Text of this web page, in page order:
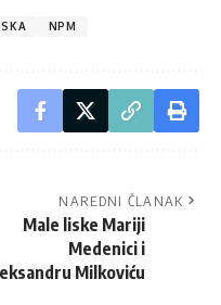
NPM
NAREDNI ČLANAK
Male liske Mariji
Medenici i
Milkoviću